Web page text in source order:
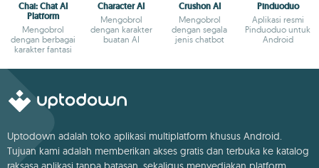
Chai: Chat AI
Platform
Mengobrol
dengan berbagai
karakter fantasi
Character AI
Mengobrol
dengan karakter
buatan AI
Crushon AI
Mengobrol
dengan segala
jenis chatbot
Pinduoduo
Aplikasi resmi
Pinduoduo untuk
Android
Uptodown adalah toko aplikasi multiplatform khusus Android.
Tujuan kami adalah memberikan akses gratis dan terbuka ke katalog